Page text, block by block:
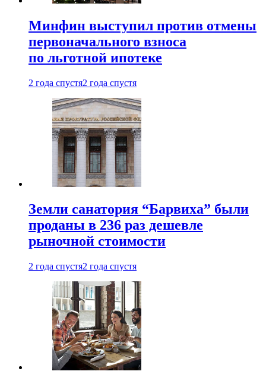
Минфин выступил против отмены
первоначального взноса
по льготной ипотеке
2 года спустя2 года спустя
Земли санатория “Барвиха” были
проданы в 236 раз дешевле
рыночной стоимости
2 года спустя2 года спустя